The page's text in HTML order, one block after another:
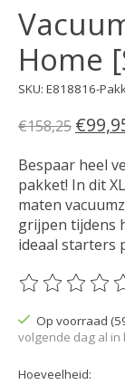
Home
SKU: E818816-
€158,25
Bespaar heel
pakket! In dit
maten
grijpen tijdens
ideaal starters
De
Op voorraad
volgende dag al in
Hoeveelheid: